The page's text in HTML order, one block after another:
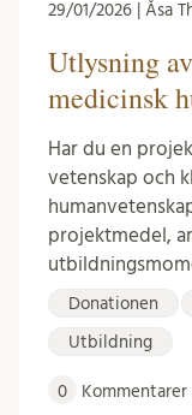
29/01/2026 | Åsa
Utlysning
medicinsk
Har du en
vetenskap och
projektmedel,
Donationen
Utbildning
0 Kommentarer